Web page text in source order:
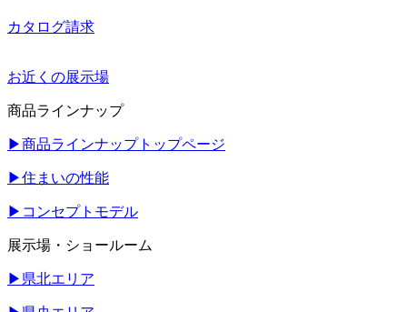
カタログ請求
お近くの展示場
商品ラインナップ
▶商品ラインナップトップページ
▶住まいの性能
▶ コンセプトモデル
展示場・ショールーム
▶ 県北エリア